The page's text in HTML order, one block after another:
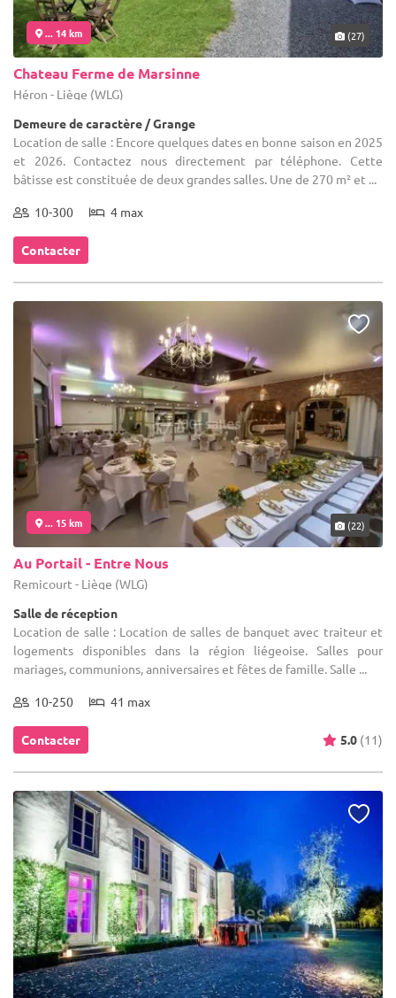
... 14 km (27)
Chateau Ferme de Marsinne
Héron - Liège (WLG)
Demeure de caractère / Grange
Location de salle : Encore quelques dates en bonne saison en 2025
et 2026. Contactez nous directement par téléphone. Cette
bâtisse est constituée de deux grandes salles. Une de 270 m² et ...
10-300 4 max
Contacter
... 15 km (22)
Au Portail - Entre Nous
Remicourt - Liège (WLG)
Salle de réception
Location de salle : Location de salles de banquet avec traiteur et
logements disponibles dans la région liégeoise. Salles pour
mariages, communions, anniversaires et fêtes de famille. Salle ...
10-250 41 max
Contacter 5.0 (11)